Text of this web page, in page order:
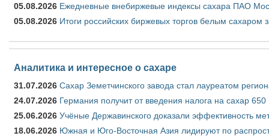
05.08.2026 Ежедневные внебиржевые индексы сахара ПАО
05.08.2026 Итоги российских биржевых торгов белым сахаром
Аналитика и интересное о сахаре
31.07.2026 Сахар Земетчинского завода стал лауреатом
24.07.2026 Германия получит от введения налога на сахар
25.06.2026 Учёные Державинского доказали эффективность
18.06.2026 Южная и Юго-Восточная Азия лидируют по